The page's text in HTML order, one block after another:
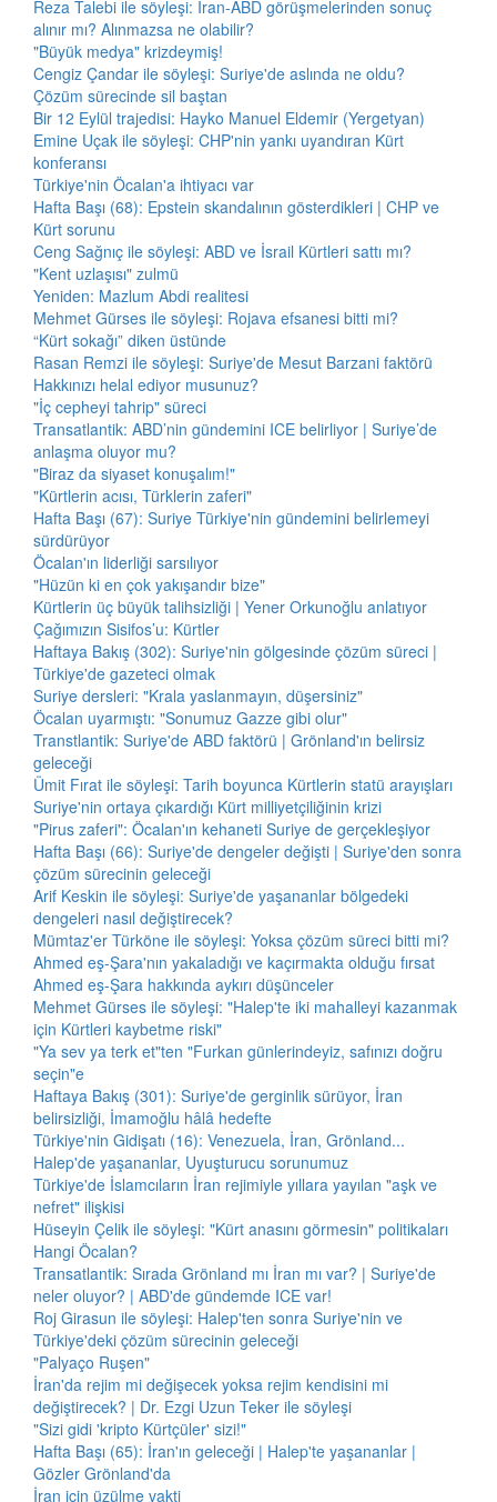
Reza Talebi ile söyleşi: İran-ABD görüşmelerinden sonuç
alınır mı? Alınmazsa ne olabilir?
"Büyük medya" krizdeymiş!
Cengiz Çandar ile söyleşi: Suriye'de aslında ne oldu?
Çözüm sürecinde sil baştan
Bir 12 Eylül trajedisi: Hayko Manuel Eldemir (Yergetyan)
Emine Uçak ile söyleşi: CHP'nin yankı uyandıran Kürt
konferansı
Türkiye'nin Öcalan'a ihtiyacı var
Hafta Başı (68): Epstein skandalının gösterdikleri | CHP ve
Kürt sorunu
Ceng Sağnıç ile söyleşi: ABD ve İsrail Kürtleri sattı mı?
"Kent uzlaşısı" zulmü
Yeniden: Mazlum Abdi realitesi
Mehmet Gürses ile söyleşi: Rojava efsanesi bitti mi?
“Kürt sokağı” diken üstünde
Rasan Remzi ile söyleşi: Suriye'de Mesut Barzani faktörü
Hakkınızı helal ediyor musunuz?
"İç cepheyi tahrip" süreci
Transatlantik: ABD’nin gündemini ICE belirliyor | Suriye’de
anlaşma oluyor mu?
"Biraz da siyaset konuşalım!"
"Kürtlerin acısı, Türklerin zaferi"
Hafta Başı (67): Suriye Türkiye'nin gündemini belirlemeyi
sürdürüyor
Öcalan'ın liderliği sarsılıyor
"Hüzün ki en çok yakışandır bize"
Kürtlerin üç büyük talihsizliği | Yener Orkunoğlu anlatıyor
Çağımızın Sisifos’u: Kürtler
Haftaya Bakış (302): Suriye'nin gölgesinde çözüm süreci |
Türkiye'de gazeteci olmak
Suriye dersleri: "Krala yaslanmayın, düşersiniz"
Öcalan uyarmıştı: "Sonumuz Gazze gibi olur"
Transtlantik: Suriye'de ABD faktörü | Grönland'ın belirsiz
geleceği
Ümit Fırat ile söyleşi: Tarih boyunca Kürtlerin statü arayışları
Suriye'nin ortaya çıkardığı Kürt milliyetçiliğinin krizi
"Pirus zaferi": Öcalan'ın kehaneti Suriye de gerçekleşiyor
Hafta Başı (66): Suriye'de dengeler değişti | Suriye'den sonra
çözüm sürecinin geleceği
Arif Keskin ile söyleşi: Suriye'de yaşananlar bölgedeki
dengeleri nasıl değiştirecek?
Mümtaz'er Türköne ile söyleşi: Yoksa çözüm süreci bitti mi?
Ahmed eş-Şara'nın yakaladığı ve kaçırmakta olduğu fırsat
Ahmed eş-Şara hakkında aykırı düşünceler
Mehmet Gürses ile söyleşi: "Halep'te iki mahalleyi kazanmak
için Kürtleri kaybetme riski"
"Ya sev ya terk et"ten "Furkan günlerindeyiz, safınızı doğru
seçin"e
Haftaya Bakış (301): Suriye'de gerginlik sürüyor, İran
belirsizliği, İmamoğlu hâlâ hedefte
Türkiye'nin Gidişatı (16): Venezuela, İran, Grönland...
Halep'de yaşananlar, Uyuşturucu sorunumuz
Türkiye'de İslamcıların İran rejimiyle yıllara yayılan "aşk ve
nefret" ilişkisi
Hüseyin Çelik ile söyleşi: "Kürt anasını görmesin" politikaları
Hangi Öcalan?
Transatlantik: Sırada Grönland mı İran mı var? | Suriye'de
neler oluyor? | ABD'de gündemde ICE var!
Roj Girasun ile söyleşi: Halep'ten sonra Suriye'nin ve
Türkiye'deki çözüm sürecinin geleceği
"Palyaço Ruşen"
İran'da rejim mi değişecek yoksa rejim kendisini mi
değiştirecek? | Dr. Ezgi Uzun Teker ile söyleşi
"Sizi gidi 'kripto Kürtçüler' sizi!"
Hafta Başı (65): İran'ın geleceği | Halep'te yaşananlar |
Gözler Grönland'da
İran için üzülme vakti